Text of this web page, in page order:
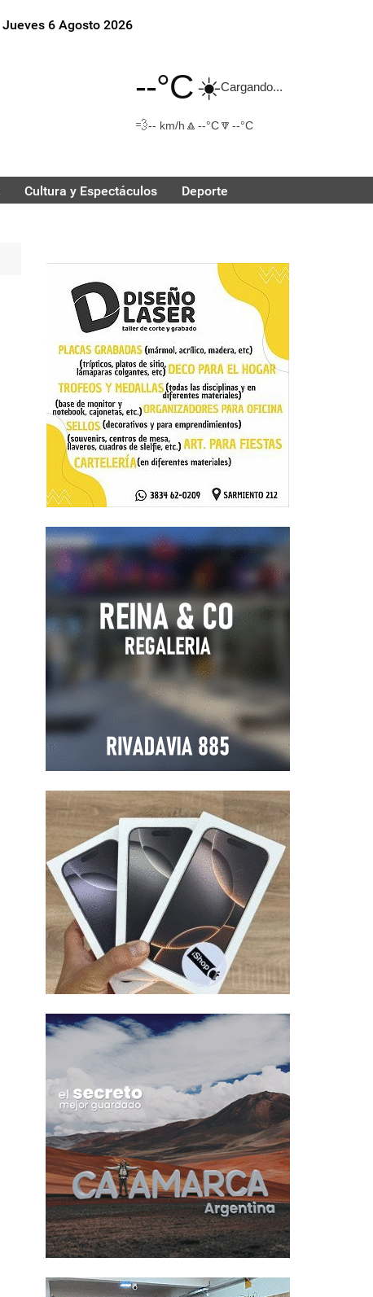
Jueves 6 Agosto 2026
--°C☀️Cargando...
💨-- km/h 🔼 --°C🔽 --°C
Cultura y Espectáculos Deporte